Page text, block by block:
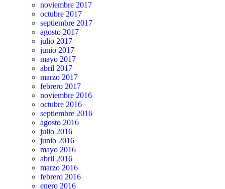
noviembre 2017
octubre 2017
septiembre 2017
agosto 2017
julio 2017
junio 2017
mayo 2017
abril 2017
marzo 2017
febrero 2017
noviembre 2016
octubre 2016
septiembre 2016
agosto 2016
julio 2016
junio 2016
mayo 2016
abril 2016
marzo 2016
febrero 2016
enero 2016